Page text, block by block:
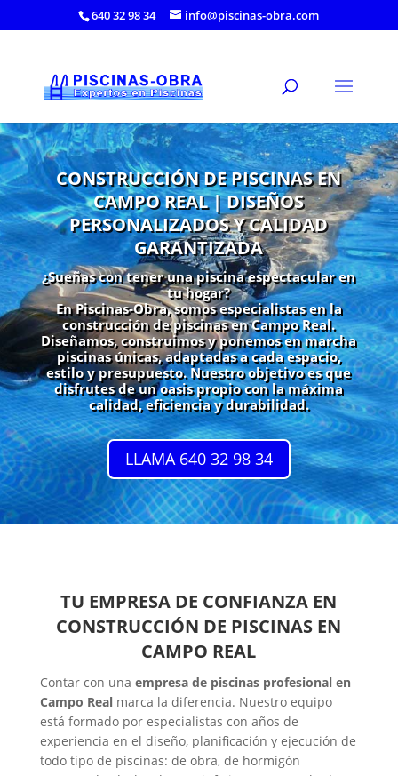
640 32 98 34 info@piscinas-obra.com
CONSTRUCCIÓN DE PISCINAS EN
CAMPO REAL | DISEÑOS
PERSONALIZADOS Y CALIDAD
GARANTIZADA
¿Sueñas con tener una piscina espectacular en
tu hogar?
En Piscinas-Obra, somos especialistas en la
construcción de piscinas en Campo Real.
Diseñamos, construimos y ponemos en marcha
piscinas únicas, adaptadas a cada espacio,
estilo y presupuesto. Nuestro objetivo es que
disfrutes de un oasis propio con la máxima
calidad, eficiencia y durabilidad.
LLAMA 640 32 98 34
TU EMPRESA DE CONFIANZA EN
CONSTRUCCIÓN DE PISCINAS EN
CAMPO REAL
Contar con una empresa de piscinas profesional en
Campo Realmarca la diferencia. Nuestro equipo
está formado por especialistas con años de
experiencia en el diseño, planificación y ejecución de
todo tipo de piscinas: de obra, de hormigón